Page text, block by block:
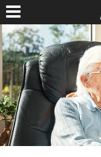
Berufe A bis Z
Anschreiben
Lebenslauf
Bewerbungstipps
Vorstellungsgespräch